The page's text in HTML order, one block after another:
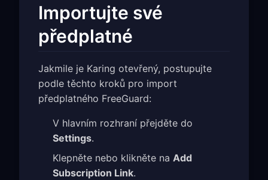
Importujte své
předplatné
Jakmile je Karing otevřený, postupujte
podle těchto kroků pro import
předplatného FreeGuard:
V hlavním rozhraní přejděte do
Settings.
Klepněte nebo klikněte na Add
Subscription Link.